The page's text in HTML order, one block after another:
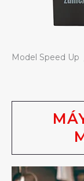
Model Speed Up